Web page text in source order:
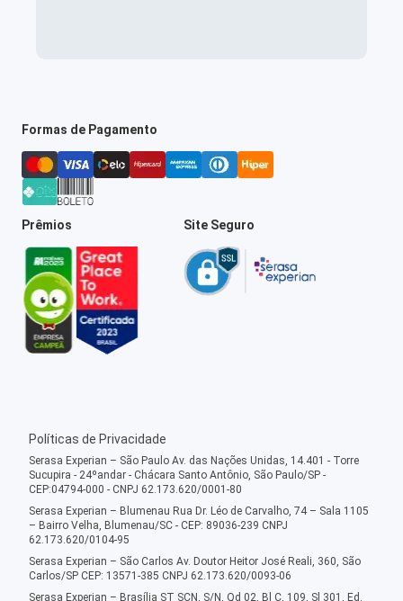
Formas de Pagamento
Prêmios Site Seguro
Políticas de Privacidade
Serasa Experian – São Paulo Av. das Nações Unidas, 14.401 - Torre
Sucupira - 24ºandar - Chácara Santo Antônio, São Paulo/SP -
CEP:04794-000 - CNPJ 62.173.620/0001-80
Serasa Experian – Blumenau Rua Dr. Léo de Carvalho, 74 – Sala 1105
– Bairro Velha, Blumenau/SC - CEP: 89036-239 CNPJ
62.173.620/0104-95
Serasa Experian – São Carlos Av. Doutor Heitor José Reali, 360, São
Carlos/SP CEP: 13571-385 CNPJ 62.173.620/0093-06
Serasa Experian – Brasília ST SCN, S/N, Qd 02, Bl C, 109, Sl 301, Ed.